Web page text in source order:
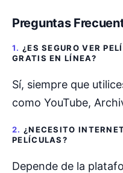
Preguntas
1. ¿ES SEGURO VER
GRATIS EN LÍNEA?
Sí, siempre que
como YouTube,
2. ¿NECESITO
PELÍCULAS?
Depende de la